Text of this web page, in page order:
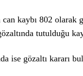
kaybı 802 olarak
tutulduğu
ise gözaltı kararı